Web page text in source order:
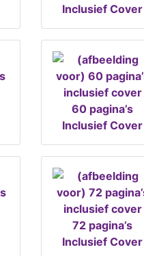
Inclusief Cover
60 pagina’s
Inclusief Cover
72 pagina’s
Inclusief Cover